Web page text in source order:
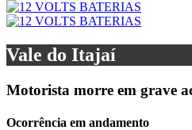
Vale do Itajaí
Motorista morre em grave
Ocorrência em andamento